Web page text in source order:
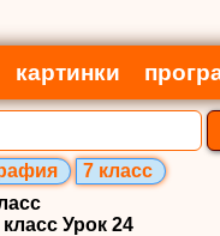
картинки
7 класс
Урок 24